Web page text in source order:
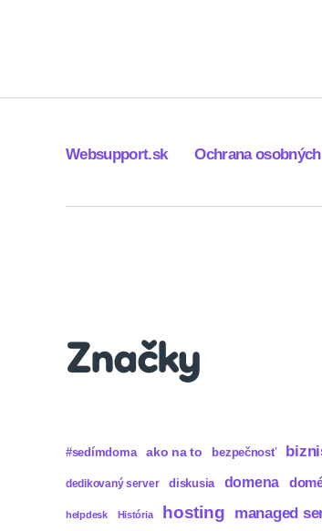
Websupport.sk Ochrana
Značky
#sedímdoma ako na to bezpečnosť
dedikovaný server diskusia domena
helpdesk História hosting managed